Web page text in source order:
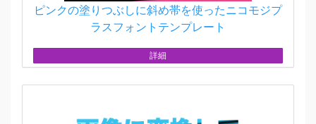
ピンクの塗りつぶしに斜め帯を使ったニコモジプ
ラスフォントテンプレート
詳細